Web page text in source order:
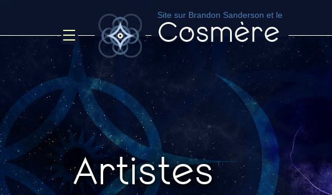
Site sur Brandon Sanderson et le
Cosmère
Artistes